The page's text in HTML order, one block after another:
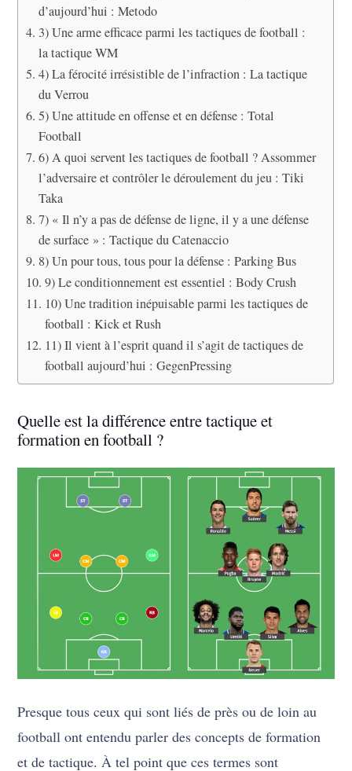
d’aujourd’hui : Metodo
3) Une arme efficace parmi les tactiques de football :
la tactique WM
4) La férocité irrésistible de l’infraction : La tactique
du Verrou
5) Une attitude en offense et en défense : Total
Football
6) A quoi servent les tactiques de football ? Assommer
l’adversaire et contrôler le déroulement du jeu : Tiki
Taka
7) « Il n’y a pas de défense de ligne, il y a une défense
de surface » : Tactique du Catenaccio
8) Un pour tous, tous pour la défense : Parking Bus
9) Le conditionnement est essentiel : Body Crush
10) Une tradition inépuisable parmi les tactiques de
football : Kick et Rush
11) Il vient à l’esprit quand il s’agit de tactiques de
football aujourd’hui : GegenPressing
Quelle est la différence entre tactique et
formation en football ?
Presque tous ceux qui sont liés de près ou de loin au
football ont entendu parler des concepts de formation
et de tactique. À tel point que ces termes sont